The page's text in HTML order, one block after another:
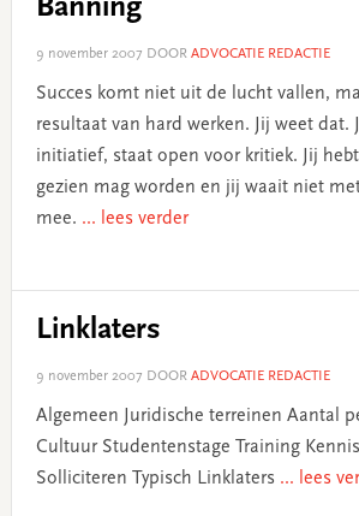
Banning
9 november 2007 DOOR ADVOCATIE REDACTIE
Succes komt niet uit de lucht vallen,
resultaat van hard werken. Jij weet dat.
initiatief, staat open voor kritiek. Jij
gezien mag worden en jij waait niet
mee. ... lees verder
Linklaters
9 november 2007 DOOR ADVOCATIE REDACTIE
Algemeen Juridische terreinen Aantal
Cultuur Studentenstage Training
Solliciteren Typisch Linklaters ... lees